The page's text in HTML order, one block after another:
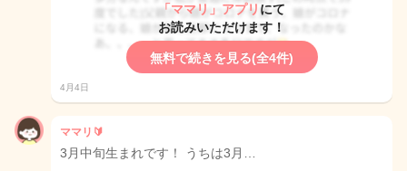
「ママリ」アプリ にて
お読みいただけます！
無料で続きを見る(全4件)
4月4日
ママリ🔰
3月中旬生まれです！ うちは3月…